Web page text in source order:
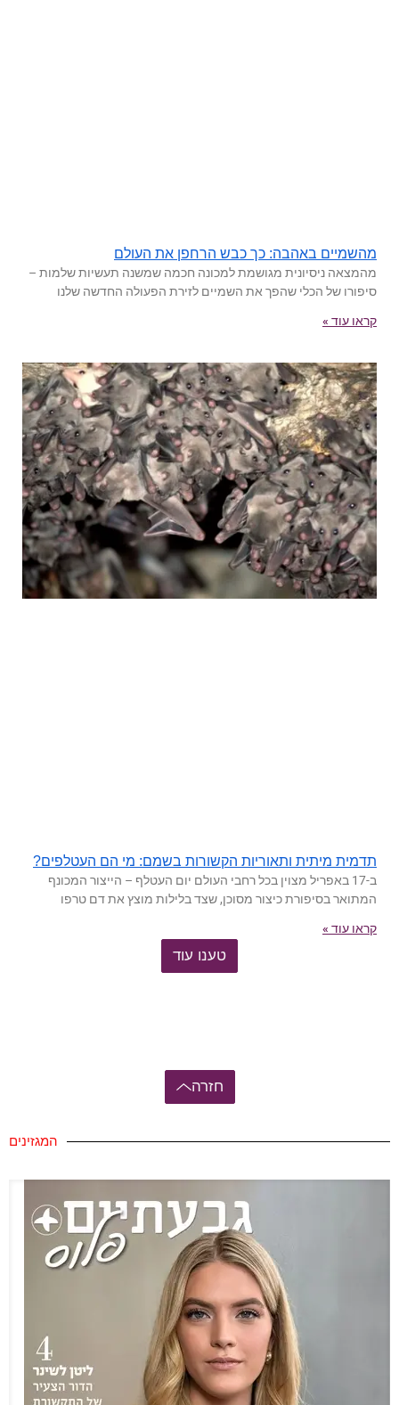
מהשמיים באהבה: כך כבש הרחפן את העולם
מהמצאה ניסיונית מגושמת למכונה חכמה שמשנה תעשיות שלמות –
סיפורו של הכלי שהפך את השמיים לזירת הפעולה החדשה שלנו
קראו עוד »
תדמית מיתית ותאוריות הקשורות בשמם: מי הם העטלפים?
ב-17 באפריל מצוין בכל רחבי העולם יום העטלף – הייצור המכונף
המתואר בסיפורת כיצור מסוכן, שצד בלילות מוצץ את דם טרפו
קראו עוד »
טענו עוד
חזרה
המגזינים